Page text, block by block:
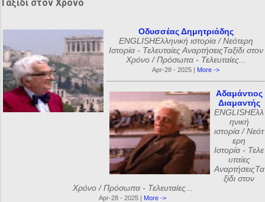
Ταξίδι στον Χρόνο
Οδυσσέας Δημητριάδης
ENGLISHΕλληνική ιστορία / Νεότερη
Ιστορία - Τελευταίες ΑναρτήσειςΤαξίδι στον
Χρόνο / Πρόσωπα - Τελευταίες...
Apr-28 - 2025 | More ->
Αδαμάντιος
Διαμαντής
ENGLISHΕλλ
ηνική
ιστορία / Νεότ
ερη
Ιστορία - Τελε
υταίες
ΑναρτήσειςΤα
ξίδι στον
Χρόνο / Πρόσωπα - Τελευταίες...
Apr-28 - 2025 | More ->